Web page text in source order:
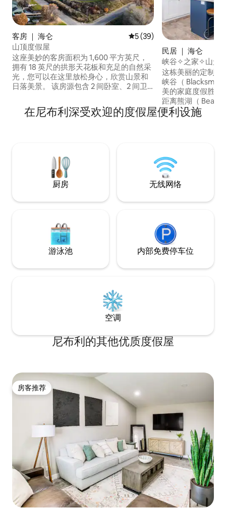
客房 ｜ 海仑 平均评分 5 分（满分 5 分）
5 (39)
山顶度假屋
这座美妙的客房面积为 1,600 平方英尺，
拥有 18 英尺的拱形天花板和充足的自然采
光，您可以在这里放松身心，欣赏山景和
日落美景。 该房源包含 2 间卧室、2 间卫
机/烘干机和一架钢琴。 在室外，欢迎您使
用秋千、野餐桌、游戏城堡、烧烤架和篮
戏床以及为额外房客准备的床上用品。
民居 ｜ 海仑
峡谷✧之家✧山景
这栋美丽的定制4
峡谷（
美的家庭度假胜地
距离熊湖（ Bear
后，我们每人每晚
可以睡12人。 我们有舒适的沙发和3张标准
房源位于家庭小区
在尼布利深受欢迎的度假屋便利设施
厨房 无线网络
游泳池 内部免费停车位
空调
尼布利的其他优质度假屋
房客推荐
房客推荐